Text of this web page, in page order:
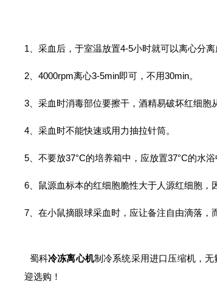
1、采血后，于室温放置4-5小时就可以离心分离
2、4000rpm离心3-5min即可，不用30min。
3、采血时消毒部位要擦干，酒精易破坏红细胞
4、采血时不能快速或用力抽拉针筒。
5、不要放37°C的培养箱中，应放置37°C的水浴
6、鼠源血标本的红细胞脆性大于人源红细胞，
7、在小鼠摘眼球采血时，应让备注自由滴落，
蜀科冷冻离心机制冷系统采用进口压缩机，
迎选购！